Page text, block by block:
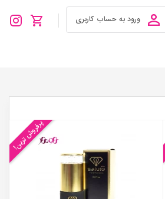
ورود به حساب کاربری
پرفروش ترین!